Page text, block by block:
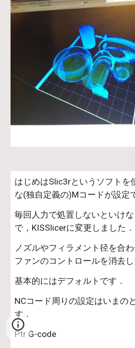
はじめはSlic3rというソフトを
な(独自定義の)Mコードが設定
毎回人力で処置しないといけ
で，KISSlicerに変更しました．
ノズルやフィラメント径を合
ファンのコントロールを消去
基本的にはデフォルトです．
NCコード周りの設定はいまの
す．
Ptr G-code